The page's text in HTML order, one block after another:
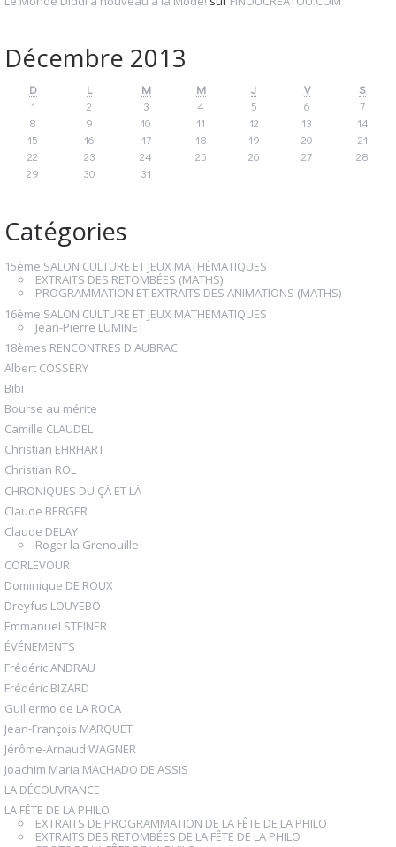
Décembre 2013
D L M M J V
S
1
2 3 4 5 6
7
8
9 10 11 12 13
14
15
16 17 18 19 20
21
22
23 24 25 26 27
28
29
30 31
Catégories
15ème SALON CULTURE ET JEUX MATHÉMATIQUES
EXTRAITS DES RETOMBÉES (MATHS)
PROGRAMMATION ET EXTRAITS DES ANIMATIONS (MATHS)
16ème SALON CULTURE ET JEUX MATHÉMATIQUES
Jean-Pierre LUMINET
18èmes RENCONTRES D'AUBRAC
Albert COSSERY
Bibi
Bourse au mérite
Camille CLAUDEL
Christian EHRHART
Christian ROL
CHRONIQUES DU ÇÀ ET LÀ
Claude BERGER
Claude DELAY
Roger la Grenouille
CORLEVOUR
Dominique DE ROUX
Dreyfus LOUYEBO
Emmanuel STEINER
ÉVÉNEMENTS
Frédéric ANDRAU
Frédéric BIZARD
Guillermo de LA ROCA
Jean-François MARQUET
Jérôme-Arnaud WAGNER
Joachim Maria MACHADO DE ASSIS
LA DÉCOUVRANCE
LA FÊTE DE LA PHILO
EXTRAITS DE PROGRAMMATION DE LA FÊTE DE LA PHILO
EXTRAITS DES RETOMBÉES DE LA FÊTE DE LA PHILO